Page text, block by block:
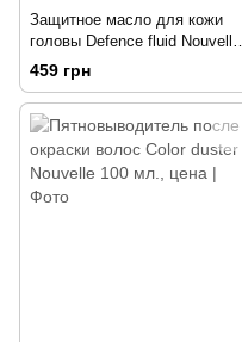
Защитное масло для кожи
головы Defence fluid Nouvelle
150 мл.
459 грн